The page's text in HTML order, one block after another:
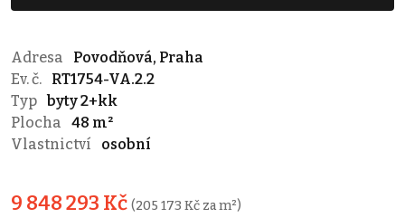
Adresa
Povodňová, Praha
Ev. č.
RT1754-VA.2.2
Typ byty 2+kk
Plocha
48 m²
Vlastnictví
osobní
9 848 293 Kč (205 173 Kč za m²)